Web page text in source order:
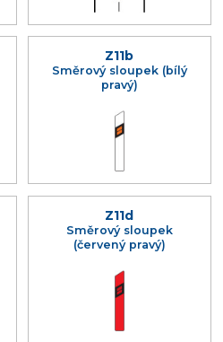
Z11b
Směrový sloupek (bílý
pravý)
Z11d
Směrový sloupek
(červený pravý)